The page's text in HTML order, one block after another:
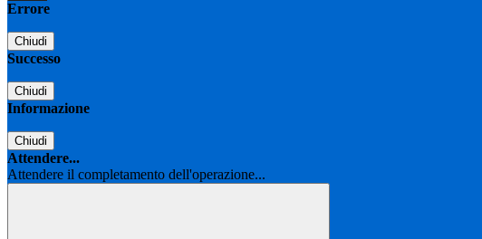
Errore
Chiudi
Successo
Chiudi
Informazione
Chiudi
Attendere...
Attendere il completamento dell'operazione...